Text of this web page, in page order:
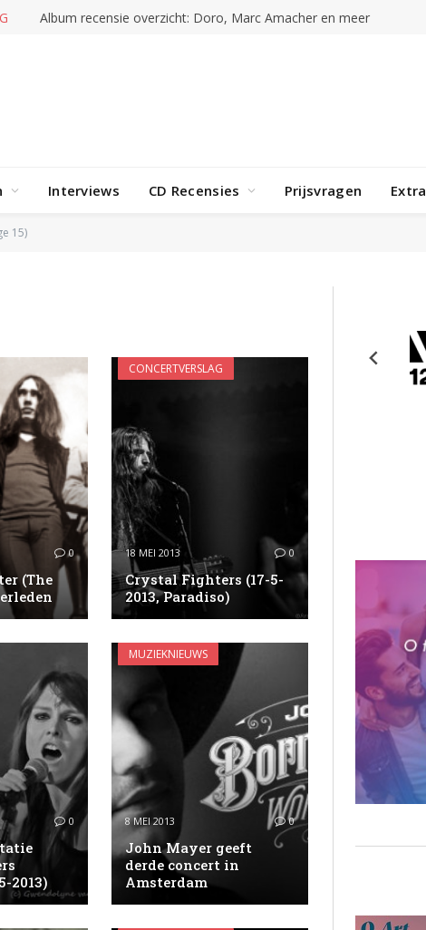
Album recensie overzicht: Doro, Marc Amacher en meer
Interviews CD Recensies Prijsvragen Extra
15)
0
(The
CONCERTVERSLAG
18 MEI 2013 0
Crystal Fighters (17-5-
2013, Paradiso)
0
2013)
MUZIEKNIEUWS
8 MEI 2013 0
John Mayer geeft
derde concert in
Amsterdam